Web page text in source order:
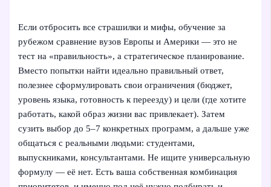
Если отбросить все страшилки и мифы, обучение за
рубежом сравнение вузов Европы и Америки — это не
тест на «правильность», а стратегическое планирование.
Вместо попытки найти идеально правильный ответ,
полезнее сформулировать свои ограничения (бюджет,
уровень языка, готовность к переезду) и цели (где хотите
работать, какой образ жизни вас привлекает). Затем
сузить выбор до 5–7 конкретных программ, а дальше уже
общаться с реальными людьми: студентами,
выпускниками, консультантами. Не ищите универсальную
формулу — её нет. Есть ваша собственная комбинация